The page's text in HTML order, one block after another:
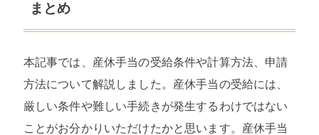
まとめ
本記事では、産休手当の受給条件や計算方法、申請
方法について解説しました。産休手当の受給には、
厳しい条件や難しい手続きが発生するわけではない
ことがお分かりいただけたかと思います。産休手当